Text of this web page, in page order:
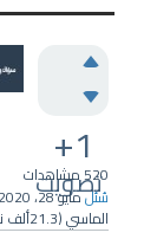
+1
تصويت
520مشاهدات
سُئلمايو 28، 2020
الماسي(21.3ألف